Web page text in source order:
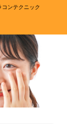
ンテクニック